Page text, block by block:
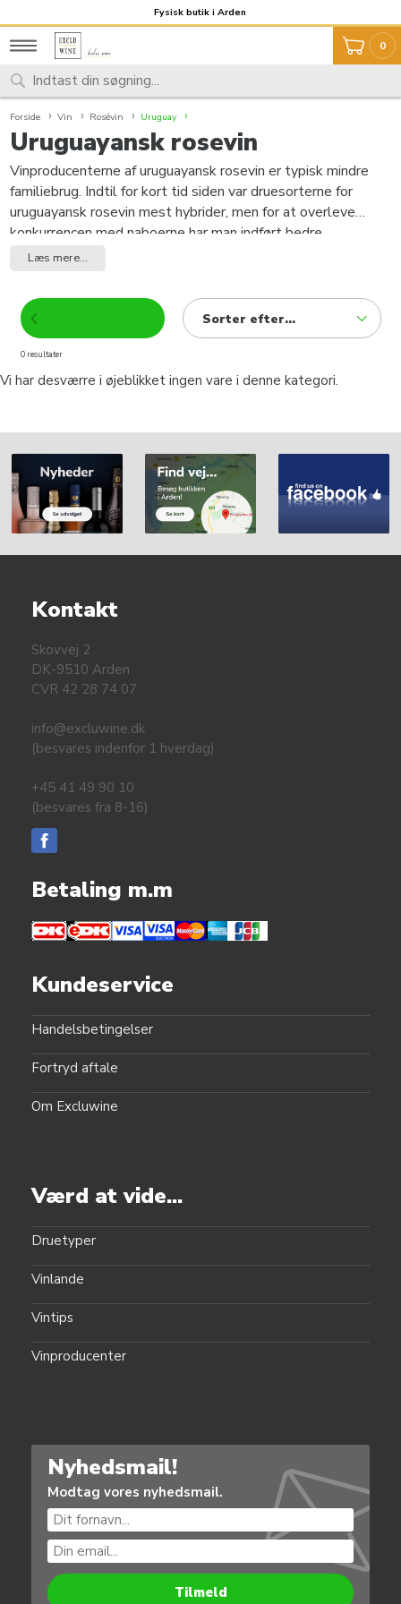
Fragt 59,- Fri fragt over 999,-
Fysisk butik i Arden
0
Forside Vin Rosévin Uruguay
Uruguayansk rosevin
Vinproducenterne af uruguayansk rosevin er typisk mindre
familiebrug. Indtil for kort tid siden var druesorterne for
uruguayansk rosevin mest hybrider, men for at overleve
konkurrencen med naboerne har man indført bedre
druesorter og har i dag udmærket Cabernet , Chardonnay -
Uruguayansk rosevin gror mest på lave bjerge omkring
Montevideo og nyder godt af ret varmt klima, men bedre
vine kommer fra mere tørre områder inde i landet. Vinkultur i
Uruguay kan se tilbage på 250 års historie, men
begyndelsen af ​​vin blev foretaget lidt senere end i andre
kommercielt drevne vingård nær Salto i 1870, hvilket gjorde
ham til en af ​​pionererne i produktionen af uruguayansk
rosevin. Der har været et professionelt vinmarked i mere end
110 år.
Læs mere...
Sorter efter...
0 resultater
Vi har desværre i øjeblikket ingen vare i denne kategori.
Kontakt
Skovvej 2
DK-9510 Arden
CVR 42 28 74 07
info@excluwine.dk
(besvares indenfor 1 hverdag)
+45 41 49 90 10
(besvares fra 8-16)
Betaling m.m
Kundeservice
Handelsbetingelser
Fortryd aftale
Om Excluwine
Værd at vide...
Druetyper
Vinlande
Vintips
Vinproducenter
Nyhedsmail!
Modtag vores nyhedsmail.